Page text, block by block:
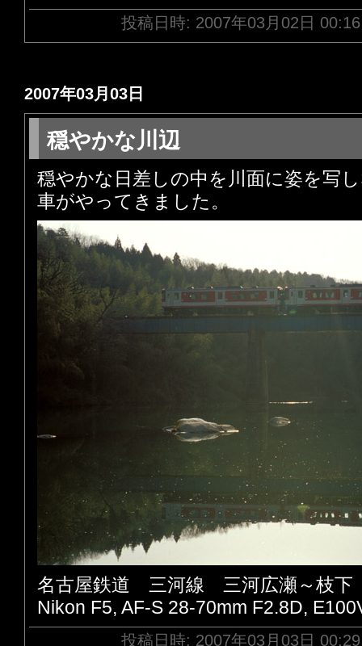
投稿日時: 2007年03月02日
2007年03月03日
穏やかな川辺
穏やかな日差しの中を川面に姿を写
車がやってきました。
名古屋鉄道 三河線 三河広瀬～枝下
Nikon F5, AF-S 28-70mm F2.8D,
投稿日時: 2007年03月03日